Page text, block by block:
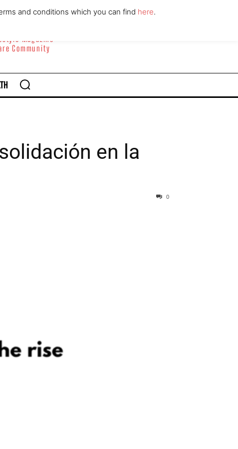
Magazine
Community
en la
0
and conditions which you can find here.